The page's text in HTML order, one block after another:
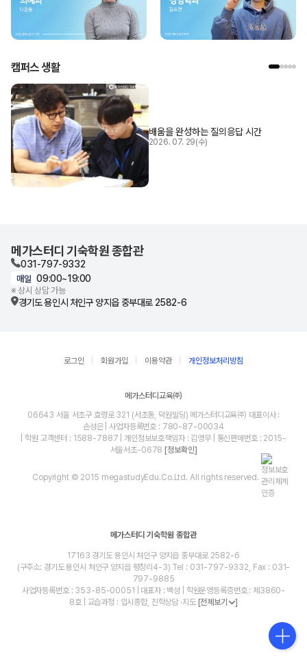
캠퍼스 생활
배움을 완성하는 질의응답 시간
2026. 07. 29(수)
메가스터디 기숙학원 종합관
031-797-9332
매일 09:00~19:00
※ 상시 상담 가능
경기도 용인시 처인구양지읍 중부대로 2582-6
로그인 회원가입 이용약관 개인정보처리방침
메가스터디교육㈜
06643 서울 서초구 효령로 321 (서초동, 덕원빌딩) 메가스터디교육㈜ 대표이사 :
손성은 | 사업자등록번호 : 780-87-00034
| 학원 고객센터 : 1588-7887 | 개인정보보호책임자 : 김영무 | 통신판매번호 : 2015-
서울서초-0678[정보확인]
Copyright © 2015 megastudyEdu.Co.Ltd. All rights reserved.
메가스터디 기숙학원 종합관
17163 경기도 용인시 처인구 양지읍 중부대로 2582-6
(구주소: 경기도 용인시 처인구 양지읍 평창리4-3) Tel : 031-797-9332, Fax : 031-
797-9885
사업자등록번호 : 353-85-00051 | 대표자 : 백성 | 학원운영등록증번호 : 제3860-
8호 | 교습과정 : 입시종합, 진학상담 ·지도 [전체보기 ]